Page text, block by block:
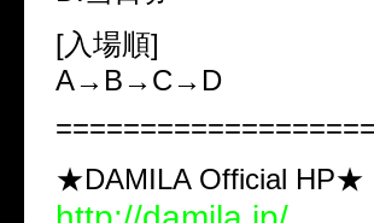
[入場順]
A→B→C→D
★DAMILA Official HP★